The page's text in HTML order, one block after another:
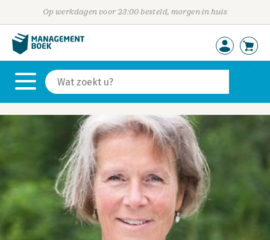
Op werkdagen voor 23:00 besteld, morgen in huis